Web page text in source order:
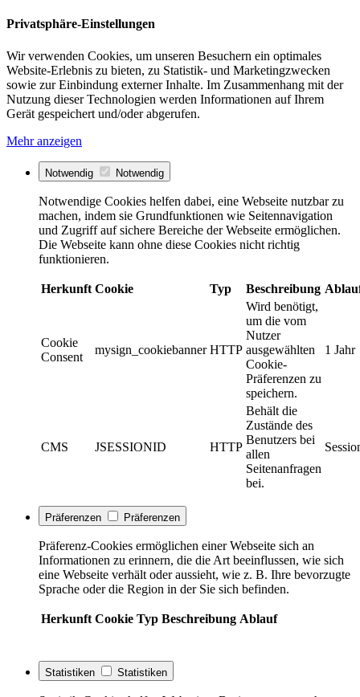
Privatsphäre-Einstellungen
Wir verwenden Cookies, um unseren Besuchern ein optimales
Website-Erlebnis zu bieten, zu Statistik- und Marketingzwecken
sowie zur Einbindung externer Inhalte. Im Zusammenhang mit der
Nutzung dieser Technologien werden Informationen auf Ihrem
Gerät gespeichert und/oder abgerufen.
Mehr anzeigen
Notwendig Notwendig
Notwendige Cookies helfen dabei, eine Webseite nutzbar zu
machen, indem sie Grundfunktionen wie Seitennavigation
und Zugriff auf sichere Bereiche der Webseite ermöglichen.
Die Webseite kann ohne diese Cookies nicht richtig
funktionieren.
Herkunft Cookie Typ Beschreibung
Cookie
Consent
mysign_cookiebanner HTTP
Wird benötigt,
um die vom
Nutzer
ausgewählten
Cookie-
Präferenzen zu
speichern.
1 Jahr
CMS JSESSIONID HTTP
Behält die
Zustände des
Benutzers bei
allen
Seitenanfragen
bei.
Präferenzen Präferenzen
Präferenz-Cookies ermöglichen einer Webseite sich an
Informationen zu erinnern, die die Art beeinflussen, wie sich
eine Webseite verhält oder aussieht, wie z. B. Ihre bevorzugte
Sprache oder die Region in der Sie sich befinden.
Herkunft Cookie Typ Beschreibung Ablauf
Statistiken Statistiken